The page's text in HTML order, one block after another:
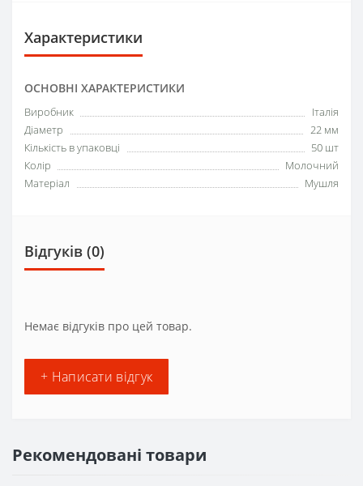
Характеристики
ОСНОВНІ ХАРАКТЕРИСТИКИ
Виробник
Італія
Діаметр
22 мм
Кількість в упаковці
50 шт
Колір
Молочний
Матеріал
Мушля
Відгуків (0)
Немає відгуків про цей товар.
+ Написати відгук
Рекомендовані товари